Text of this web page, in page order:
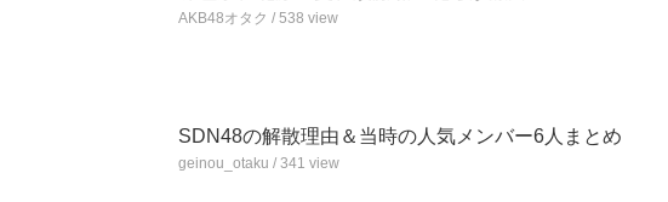
AKB48オタク / 538 view
SDN48の解散理由＆当時の人気メンバー6人まとめ
geinou_otaku / 341 view